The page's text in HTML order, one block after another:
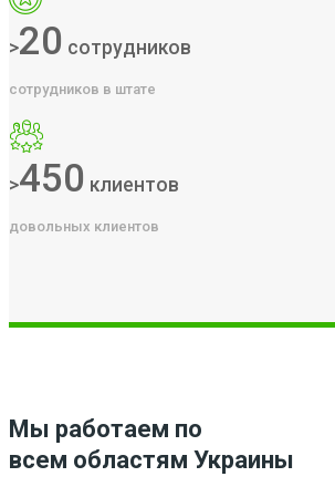
>20 сотрудников
сотрудников в штате
>450 клиентов
довольных клиентов
Мы работаем по
всем областям Украины